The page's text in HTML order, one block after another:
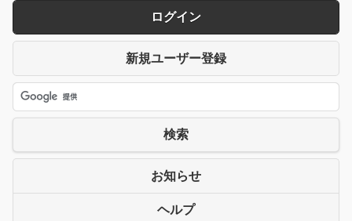
ログイン
新規ユーザー登録
検索
お知らせ
ヘルプ